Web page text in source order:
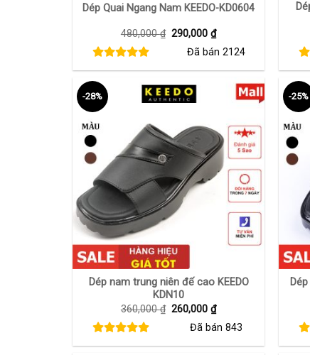
Dép Quai Ngang Nam KEEDO-KD0604
480,000₫ Giá
290,000₫Giá
hiện
tại
290,000 ₫.
Đã bán 2124
-28%
+
Dép nam trung niên đế cao KEEDO
KDN10
360,000₫ Giá
260,000₫Giá
hiện
tại
260,000 ₫.
Đã bán 843
-25%
+